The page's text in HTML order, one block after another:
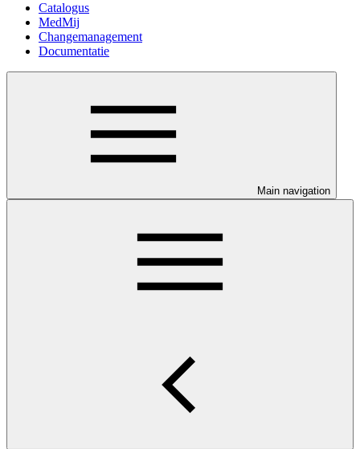
Catalogus
MedMij
Changemanagement
Documentatie
Main navigation